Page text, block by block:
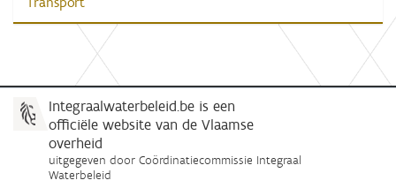
Integraalwaterbeleid.be is een
officiële website van de Vlaamse
overheid
uitgegeven door Coördinatiecommissie Integraal
Waterbeleid